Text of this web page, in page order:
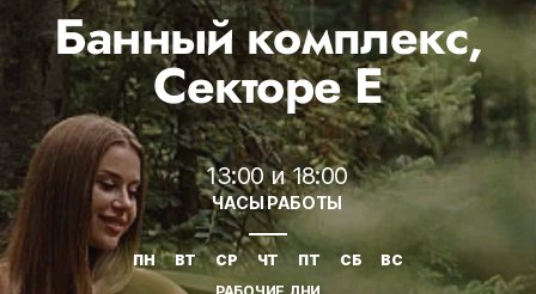
Банный комплекс,
Секторе Е
13:00 и 18:00
ЧАСЫ РАБОТЫ
ПН ВТ СР ЧТ ПТ СБ
ВС